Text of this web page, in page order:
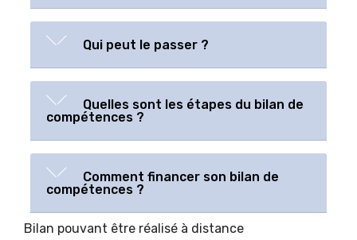
Qui peut le passer ?
Quelles sont les étapes du bilan de
compétences ?
Comment financer son bilan de
compétences ?
Bilan pouvant être réalisé à distance